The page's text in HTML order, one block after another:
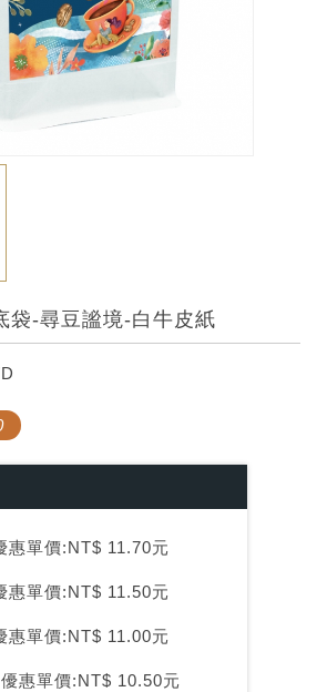
袋-尋豆謐境-白牛皮紙
惠單價:NT$ 11.70元
惠單價:NT$ 11.50元
惠單價:NT$ 11.00元
惠單價:NT$ 10.50元